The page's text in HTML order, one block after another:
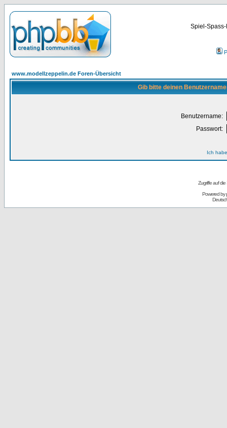
Spiel-
www.modellzeppelin.de Foren-Übersicht
Gib bitte deinen
Benutzername:
Passwort:
Ich
Zugriffe auf
Powered by